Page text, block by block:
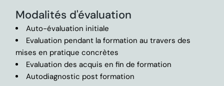
Modalités d'évaluation
Auto-évaluation initiale
Evaluation pendant la formation au travers des
mises en pratique concrètes
Evaluation des acquis en fin de formation
Autodiagnostic post formation